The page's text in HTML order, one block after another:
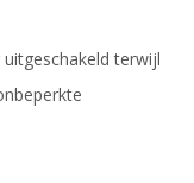
terwijl